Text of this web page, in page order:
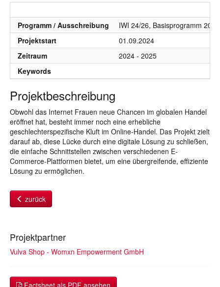
Programm / Ausschreibung
IWI 24/26, Basisprogramm
Projektstart
01.09.2024
Zeitraum
2024 - 2025
Keywords
Projektbeschreibung
Obwohl das Internet Frauen neue Chancen im globalen Handel
eröffnet hat, besteht immer noch eine erhebliche
geschlechterspezifische Kluft im Online-Handel. Das Projekt zielt
darauf ab, diese Lücke durch eine digitale Lösung zu schließen,
die einfache Schnittstellen zwischen verschiedenen E-
Commerce-Plattformen bietet, um eine übergreifende, effiziente
Lösung zu ermöglichen.
zurück
Projektpartner
Vulva Shop - Womxn Empowerment GmbH
Factsheet als PDF ansehen